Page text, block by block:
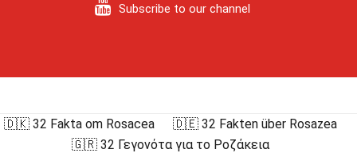
Subscribe to our channel
🇩🇰 32 Fakta om Rosacea
🇩🇪 32 Fakten über Rosazea
🇬🇷 32 Γεγονότα για το Ροζάκεια